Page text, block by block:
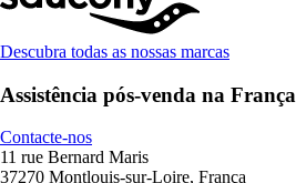
Descubra todas as nossas marcas
Assistência pós-venda na França
Contacte-nos
11 rue Bernard Maris
37270 Montlouis-sur-Loire, França